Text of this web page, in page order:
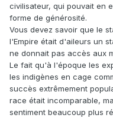
civilisateur, qui pouvait en
forme de générosité.
Vous devez savoir que le
l'Empire était d'aileurs un
ne donnait pas accès aux
Le fait qu'à l'époque les
les indigènes en cage
succès extrêmement
race était incomparable,
sentiment beaucoup plus